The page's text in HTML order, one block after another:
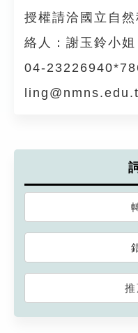
授權請洽國立自
絡人：謝玉鈴小姐
04-